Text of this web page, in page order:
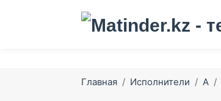
Главная Исполнители А